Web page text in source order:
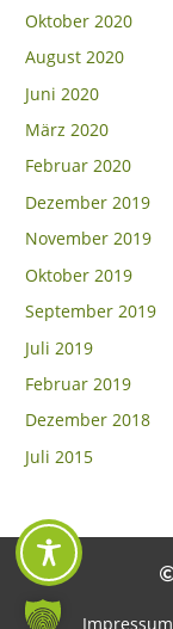
Oktober 2020
August 2020
Juni 2020
März 2020
Februar 2020
Dezember 2019
November 2019
Oktober 2019
September 2019
Juli 2019
Februar 2019
Dezember 2018
Juli 2015
Impressum